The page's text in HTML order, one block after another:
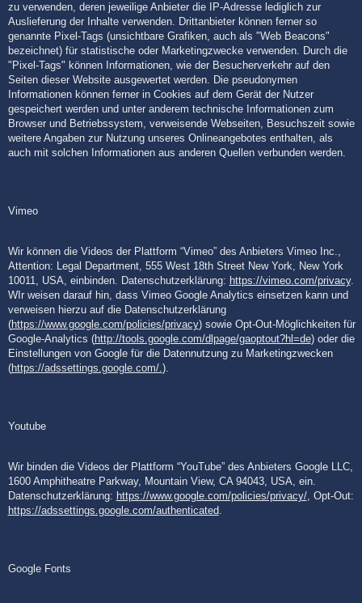
zu verwenden, deren jeweilige Anbieter die IP-Adresse lediglich zur
Auslieferung der Inhalte verwenden. Drittanbieter können ferner so
genannte Pixel-Tags (unsichtbare Grafiken, auch als "Web Beacons"
bezeichnet) für statistische oder Marketingzwecke verwenden. Durch die
"Pixel-Tags" können Informationen, wie der Besucherverkehr auf den
Seiten dieser Website ausgewertet werden. Die pseudonymen
Informationen können ferner in Cookies auf dem Gerät der Nutzer
gespeichert werden und unter anderem technische Informationen zum
Browser und Betriebssystem, verweisende Webseiten, Besuchszeit sowie
weitere Angaben zur Nutzung unseres Onlineangebotes enthalten, als
auch mit solchen Informationen aus anderen Quellen verbunden werden.
Vimeo
Wir können die Videos der Plattform “Vimeo” des Anbieters Vimeo Inc.,
Attention: Legal Department, 555 West 18th Street New York, New York
10011, USA, einbinden. Datenschutzerklärung: https://vimeo.com/privacy.
WIr weisen darauf hin, dass Vimeo Google Analytics einsetzen kann und
verweisen hierzu auf die Datenschutzerklärung
(https://www.google.com/policies/privacy) sowie Opt-Out-Möglichkeiten für
Google-Analytics (http://tools.google.com/dlpage/gaoptout?hl=de) oder die
Einstellungen von Google für die Datennutzung zu Marketingzwecken
(https://adssettings.google.com/.).
Youtube
Wir binden die Videos der Plattform “YouTube” des Anbieters Google LLC,
1600 Amphitheatre Parkway, Mountain View, CA 94043, USA, ein.
Datenschutzerklärung: https://www.google.com/policies/privacy/, Opt-Out:
https://adssettings.google.com/authenticated.
Google Fonts